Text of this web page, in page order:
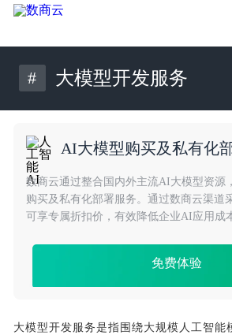
# 大模型开发服务
AI大模型购买及私有化
数商云通过整合国内外主流AI大模型资源
购买及私有化部署服务。通过数商云渠道
可享专属折扣价，有效降低企业AI应用成
高效落地大模型应用。
免费体验
大模型开发服务是指围绕大规模人工智能